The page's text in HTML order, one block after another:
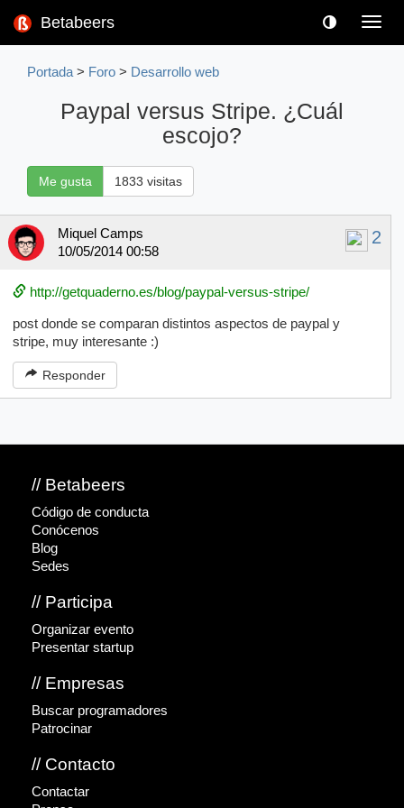
Betabeers
Portada > Foro > Desarrollo web
Paypal versus Stripe. ¿Cuál
escojo?
Me gusta 1833 visitas
2
Miquel Camps
10/05/2014 00:58
http://getquaderno.es/blog/paypal-versus-stripe/
post donde se comparan distintos aspectos de paypal y
stripe, muy interesante :)
Responder
// Betabeers
Código de conducta
Conócenos
Blog
Sedes
// Participa
Organizar evento
Presentar startup
// Empresas
Buscar programadores
Patrocinar
// Contacto
Contactar